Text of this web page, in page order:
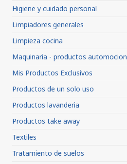
Higiene y cuidado personal
Limpiadores generales
Limpieza cocina
Maquinaria - productos automocion
Mis Productos Exclusivos
Productos de un solo uso
Productos lavanderia
Productos take away
Textiles
Tratamiento de suelos